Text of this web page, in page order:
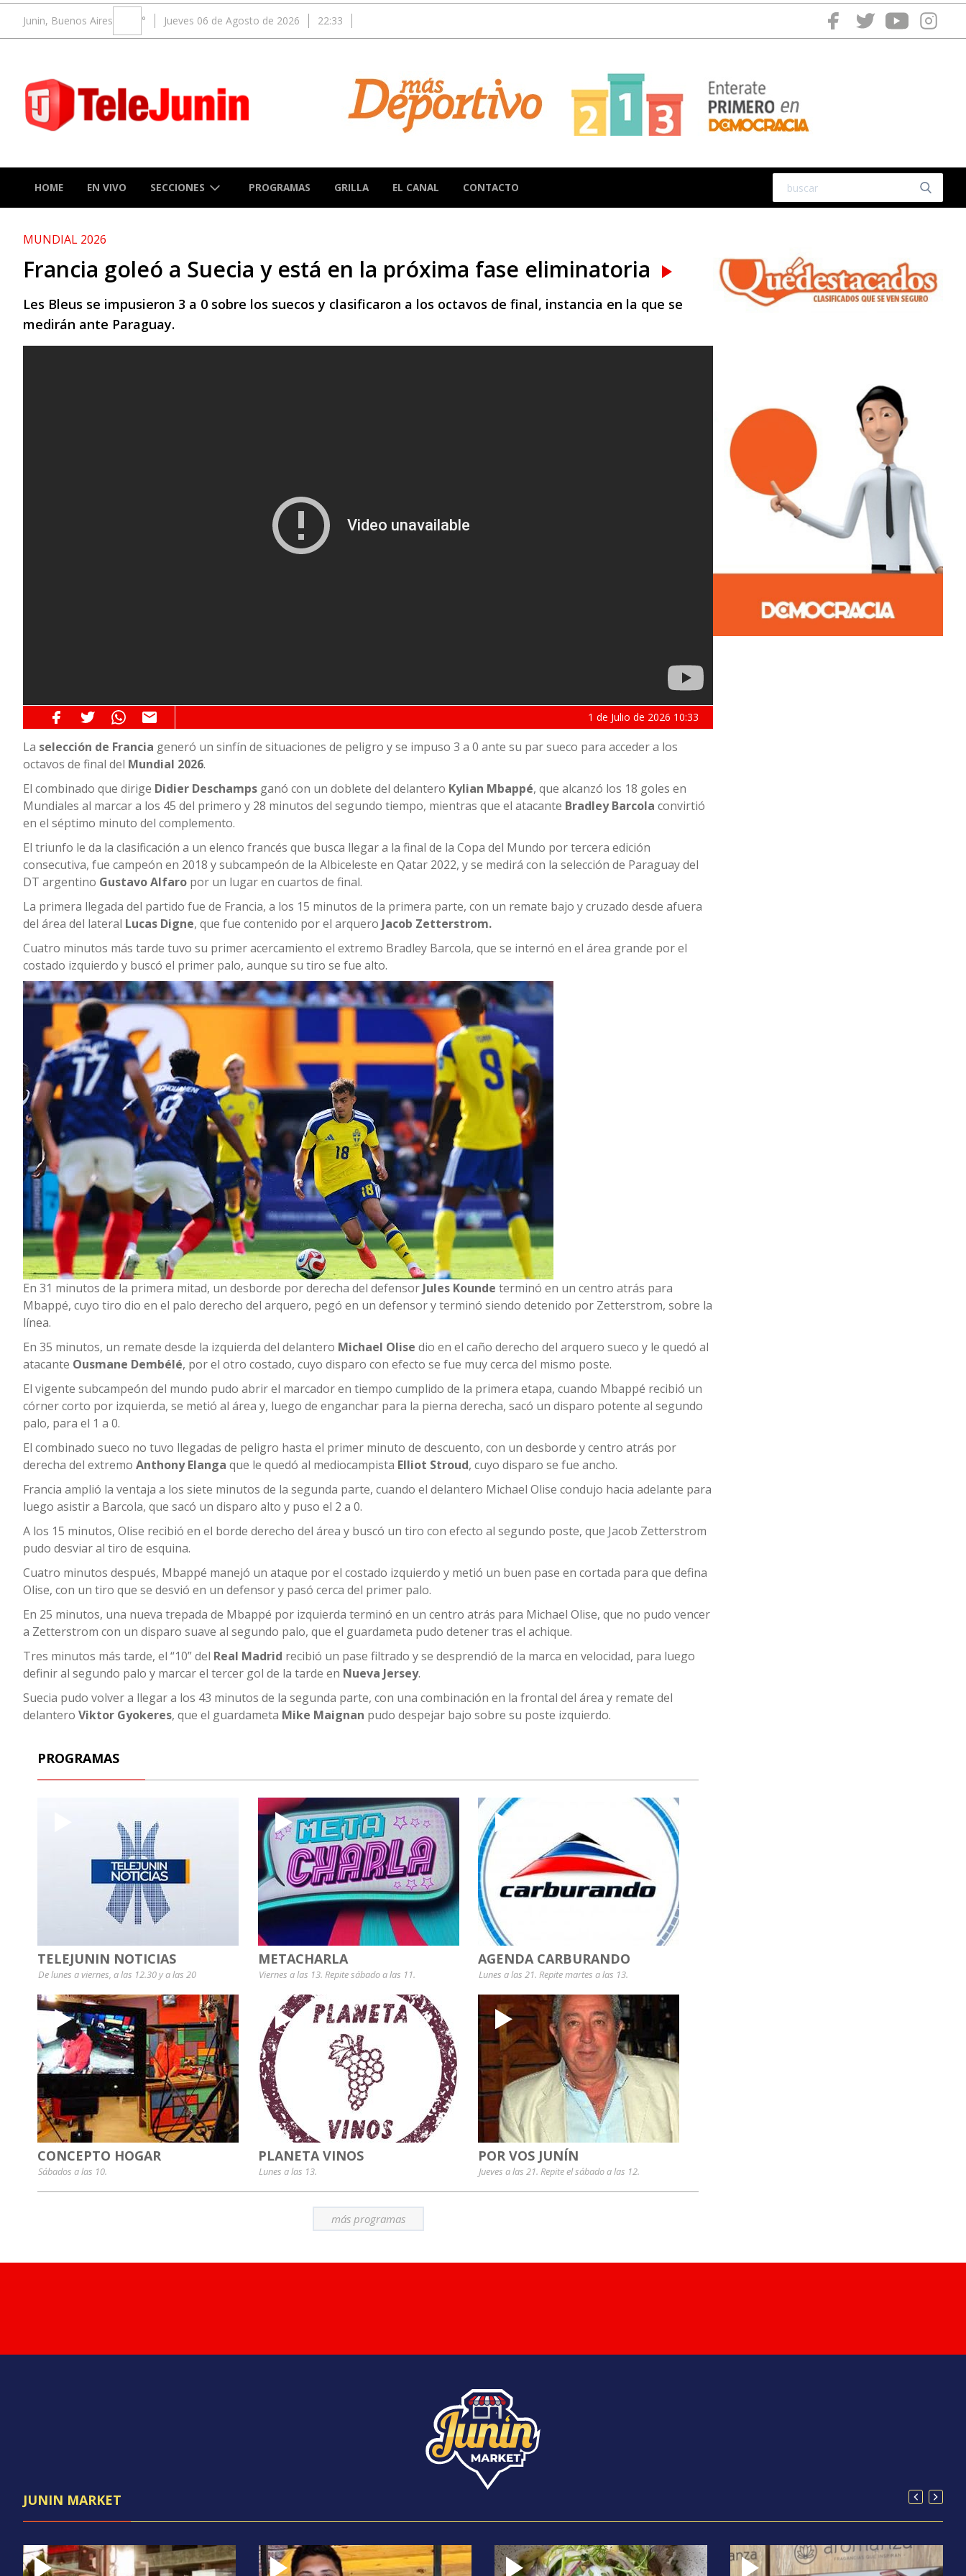
Junin, Buenos Aires ° Jueves 06 de Agosto de 2026 22:33
HOME EN VIVO SECCIONES PROGRAMAS GRILLA EL CANAL CONTACTO
MUNDIAL 2026
Francia goleó a Suecia y está en la próxima fase eliminatoria
Les Bleus se impusieron 3 a 0 sobre los suecos y clasificaron a los octavos de final, instancia en la que se
medirán ante Paraguay.
1 de Julio de 2026 10:33
La selección de Francia generó un sinfín de situaciones de peligro y se impuso 3 a 0 ante su par sueco para acceder a los
octavos de final del Mundial 2026.
El combinado que dirige Didier Deschamps ganó con un doblete del delantero Kylian Mbappé, que alcanzó los 18 goles en
Mundiales al marcar a los 45 del primero y 28 minutos del segundo tiempo, mientras que el atacante Bradley Barcola convirtió
en el séptimo minuto del complemento.
El triunfo le da la clasificación a un elenco francés que busca llegar a la final de la Copa del Mundo por tercera edición
consecutiva, fue campeón en 2018 y subcampeón de la Albiceleste en Qatar 2022, y se medirá con la selección de Paraguay del
DT argentino Gustavo Alfaro por un lugar en cuartos de final.
La primera llegada del partido fue de Francia, a los 15 minutos de la primera parte, con un remate bajo y cruzado desde afuera
del área del lateral Lucas Digne, que fue contenido por el arquero Jacob Zetterstrom.
Cuatro minutos más tarde tuvo su primer acercamiento el extremo Bradley Barcola, que se internó en el área grande por el
costado izquierdo y buscó el primer palo, aunque su tiro se fue alto.
En 31 minutos de la primera mitad, un desborde por derecha del defensor Jules Kounde terminó en un centro atrás para
Mbappé, cuyo tiro dio en el palo derecho del arquero, pegó en un defensor y terminó siendo detenido por Zetterstrom, sobre la
línea.
En 35 minutos, un remate desde la izquierda del delantero Michael Olise dio en el caño derecho del arquero sueco y le quedó al
atacante Ousmane Dembélé, por el otro costado, cuyo disparo con efecto se fue muy cerca del mismo poste.
El vigente subcampeón del mundo pudo abrir el marcador en tiempo cumplido de la primera etapa, cuando Mbappé recibió un
córner corto por izquierda, se metió al área y, luego de enganchar para la pierna derecha, sacó un disparo potente al segundo
palo, para el 1 a 0.
El combinado sueco no tuvo llegadas de peligro hasta el primer minuto de descuento, con un desborde y centro atrás por
derecha del extremo Anthony Elanga que le quedó al mediocampista Elliot Stroud, cuyo disparo se fue ancho.
Francia amplió la ventaja a los siete minutos de la segunda parte, cuando el delantero Michael Olise condujo hacia adelante para
luego asistir a Barcola, que sacó un disparo alto y puso el 2 a 0.
A los 15 minutos, Olise recibió en el borde derecho del área y buscó un tiro con efecto al segundo poste, que Jacob Zetterstrom
pudo desviar al tiro de esquina.
Cuatro minutos después, Mbappé manejó un ataque por el costado izquierdo y metió un buen pase en cortada para que defina
Olise, con un tiro que se desvió en un defensor y pasó cerca del primer palo.
En 25 minutos, una nueva trepada de Mbappé por izquierda terminó en un centro atrás para Michael Olise, que no pudo vencer
a Zetterstrom con un disparo suave al segundo palo, que el guardameta pudo detener tras el achique.
Tres minutos más tarde, el “10” del Real Madrid recibió un pase filtrado y se desprendió de la marca en velocidad, para luego
definir al segundo palo y marcar el tercer gol de la tarde en Nueva Jersey.
Suecia pudo volver a llegar a los 43 minutos de la segunda parte, con una combinación en la frontal del área y remate del
delantero Viktor Gyokeres, que el guardameta Mike Maignan pudo despejar bajo sobre su poste izquierdo.
PROGRAMAS
TELEJUNIN NOTICIAS
De lunes a viernes, a las 12.30 y a las 20
METACHARLA
Viernes a las 13. Repite sábado a las 11.
AGENDA CARBURANDO
Lunes a las 21. Repite martes a las 13.
CONCEPTO HOGAR
Sábados a las 10.
PLANETA VINOS
Lunes a las 13.
POR VOS JUNÍN
Jueves a las 21. Repite el sábado a las 12.
más programas
JUNIN MARKET